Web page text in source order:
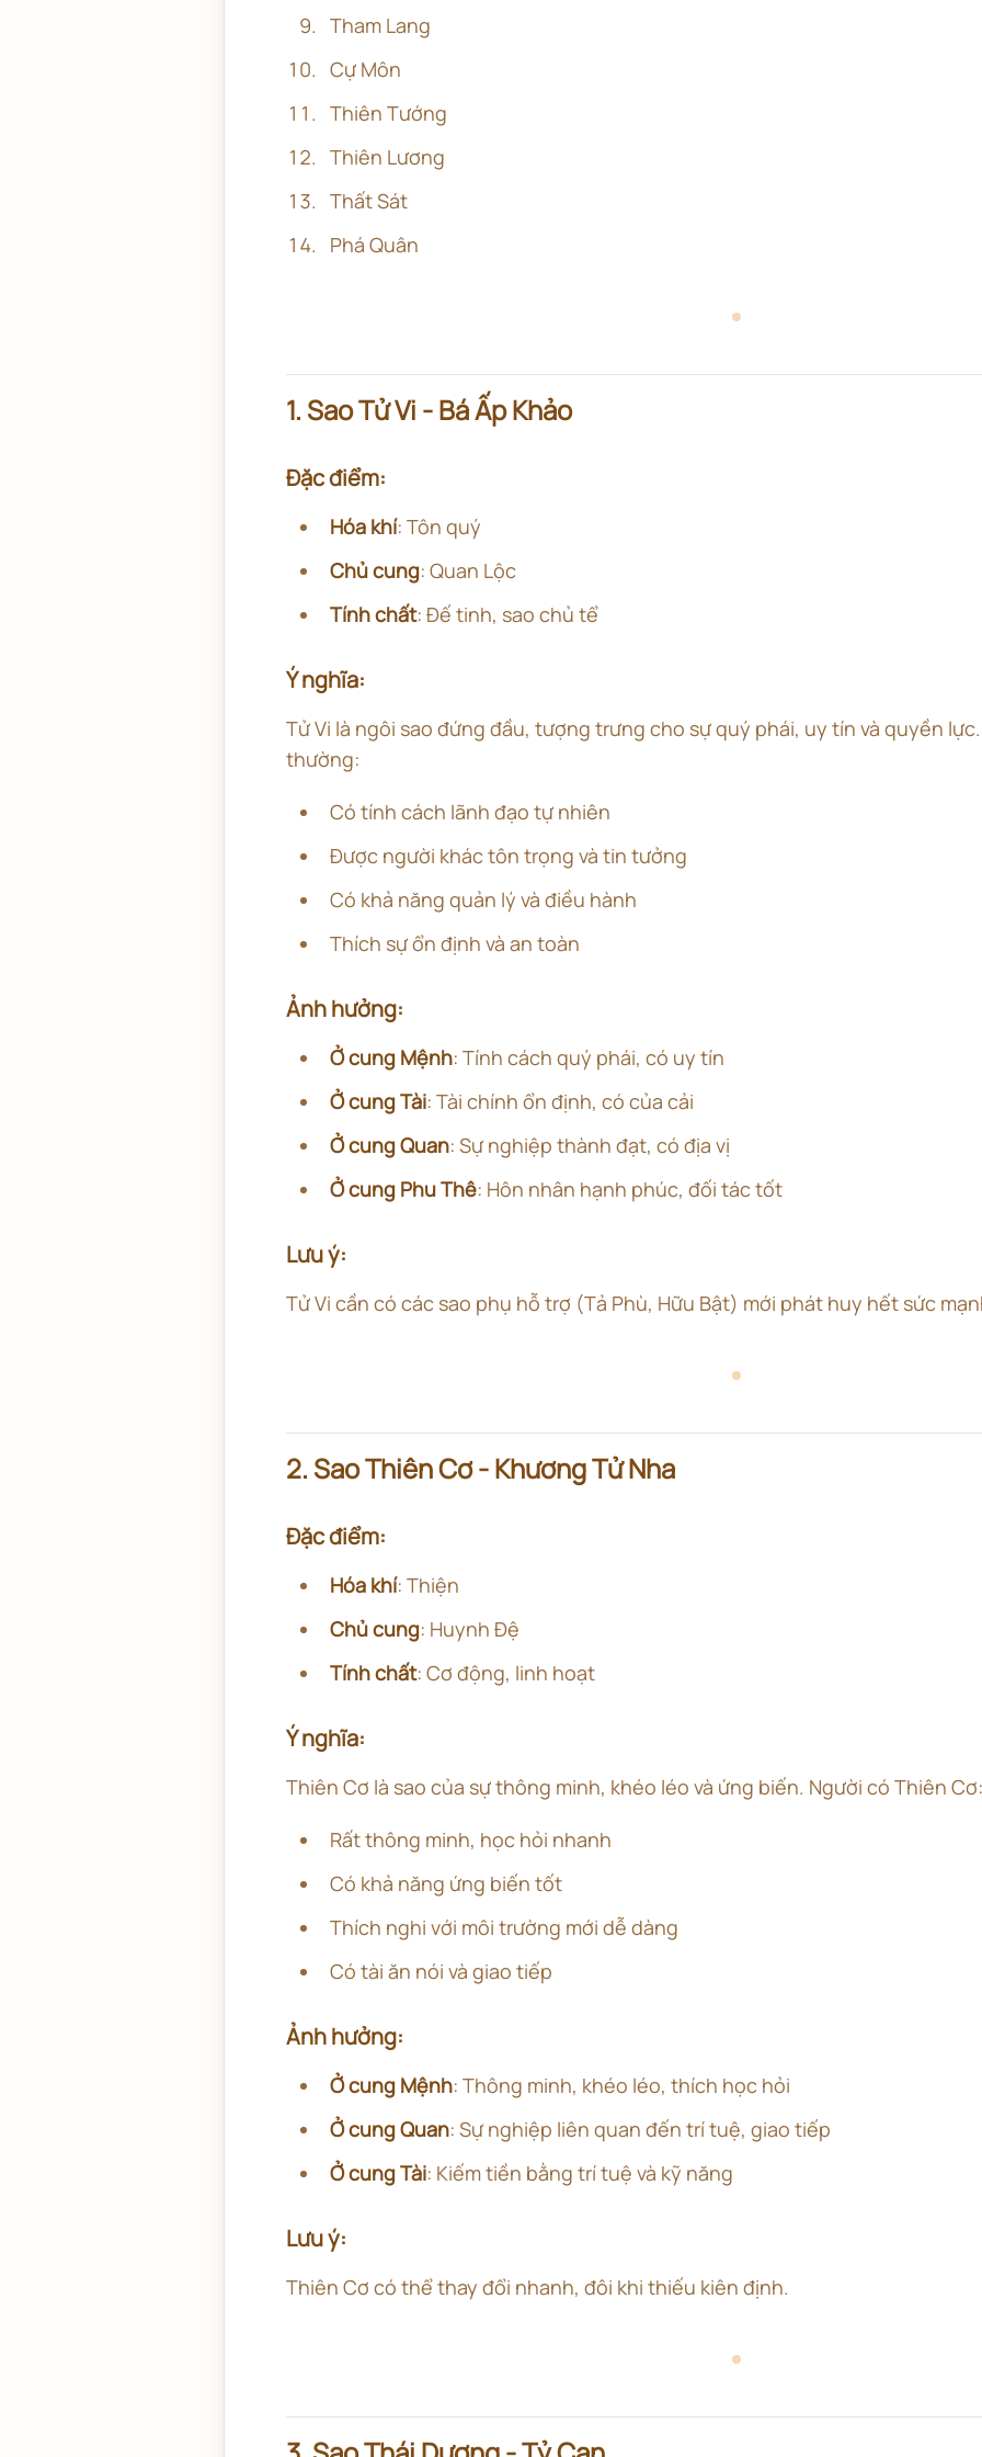
Tham Lang
Cự Môn
Thiên Tướng
Thiên Lương
Thất Sát
Phá Quân
1. Sao Tử Vi - Bá Ấp Khảo
Đặc điểm:
Hóa khí: Tôn quý
Chủ cung: Quan Lộc
Tính chất: Đế tinh, sao chủ tể
Ý nghĩa:
Tử Vi là ngôi sao đứng đầu, tượng trưng cho sự quý phái, uy tín và quyền
thường:
Có tính cách lãnh đạo tự nhiên
Được người khác tôn trọng và tin tưởng
Có khả năng quản lý và điều hành
Thích sự ổn định và an toàn
Ảnh hưởng:
Ở cung Mệnh: Tính cách quý phái, có uy tín
Ở cung Tài: Tài chính ổn định, có của cải
Ở cung Quan: Sự nghiệp thành đạt, có địa vị
Ở cung Phu Thê: Hôn nhân hạnh phúc, đối tác tốt
Lưu ý:
Tử Vi cần có các sao phụ hỗ trợ (Tả Phù, Hữu Bật) mới phát huy hết sức
2. Sao Thiên Cơ - Khương Tử Nha
Đặc điểm:
Hóa khí: Thiện
Chủ cung: Huynh Đệ
Tính chất: Cơ động, linh hoạt
Ý nghĩa:
Thiên Cơ là sao của sự thông minh, khéo léo và ứng biến. Người có Thiên Cơ:
Rất thông minh, học hỏi nhanh
Có khả năng ứng biến tốt
Thích nghi với môi trường mới dễ dàng
Có tài ăn nói và giao tiếp
Ảnh hưởng:
Ở cung Mệnh: Thông minh, khéo léo, thích học hỏi
Ở cung Quan: Sự nghiệp liên quan đến trí tuệ, giao tiếp
Ở cung Tài: Kiếm tiền bằng trí tuệ và kỹ năng
Lưu ý:
Thiên Cơ có thể thay đổi nhanh, đôi khi thiếu kiên định.